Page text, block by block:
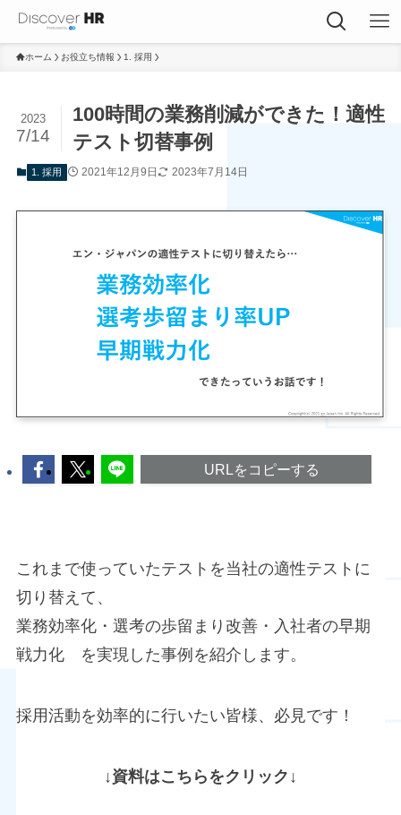
ホーム お役立ち情報 1. 採用
100時間の業務削減ができた！適性
テスト切替事例
2023
7/14
1. 採用 2021年12月9日 2023年7月14日
URLをコピーする
これまで使っていたテストを当社の適性テストに
切り替えて、
業務効率化・選考の歩留まり改善・入社者の早期
戦力化 を実現した事例を紹介します。
採用活動を効率的に行いたい皆様、必見です！
↓資料はこちらをクリック↓